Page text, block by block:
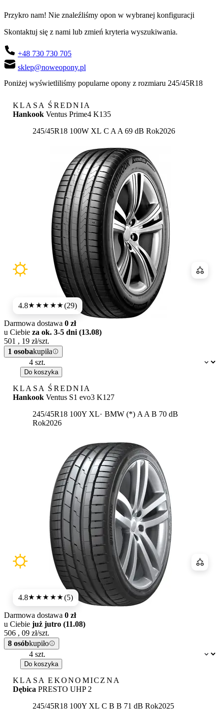
Przykro nam! Nie znaleźliśmy opon w wybranej konfiguracji
Skontaktuj się z nami lub zmień kryteria wyszukiwania.
+48 730 730 705
sklep@noweopony.pl
Poniżej wyświetliliśmy popularne opony z rozmiaru 245/45R18
KLASA ŚREDNIA
Hankook Ventus Prime4 K135
245/45R18 100W XL Etykieta:
C A A 69 dB Rok2026
4.8★★★★★(29)
Dostępność:
Darmowa dostawa 0 zł
u Ciebie za ok. 3-5 dni (13.08)
501 , 19 zł/szt.
1 osobakupiła
Do koszyka
KLASA ŚREDNIA
Hankook Ventus S1 evo3 K127
245/45R18 100Y XL
BMW (*) Etykieta:
A A B 70 dB
Rok2026
4.8★★★★★(5)
Dostępność:
Darmowa dostawa 0 zł
u Ciebie już jutro (11.08)
506 , 09 zł/szt.
8 osóbkupiło
Do koszyka
KLASA EKONOMICZNA
Dębica PRESTO UHP 2
245/45R18 100Y XL Etykieta:
C B B 71 dB Rok2025